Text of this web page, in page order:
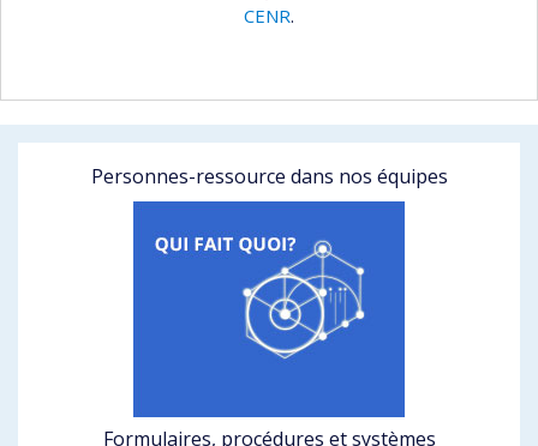
CENR.
Personnes-ressource dans nos équipes
Formulaires, procédures et systèmes